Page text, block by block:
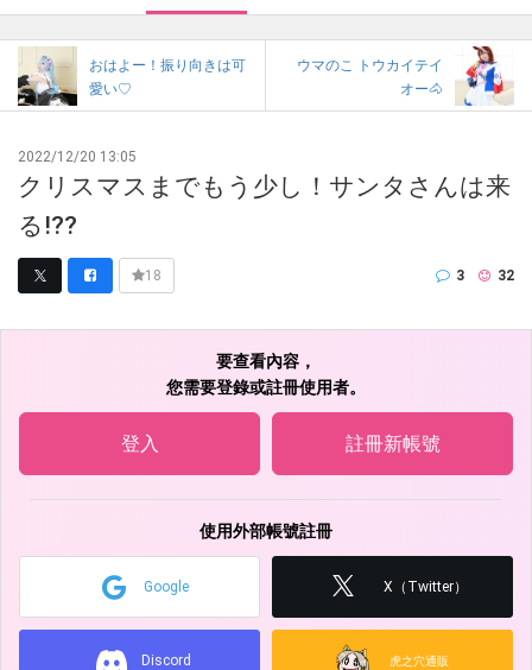
おはよー！振り向きは可
愛い♡
ウマのこ トウカイテイ
オー🐴
2022/12/20 13:05
クリスマスまでもう少し！サンタさんは来
る!??
18 3 32
要查看內容，
您需要登錄或註冊使用者。
登入 註冊新帳號
使用外部帳號註冊
Google X（Twitter）
Discord 虎之穴通販